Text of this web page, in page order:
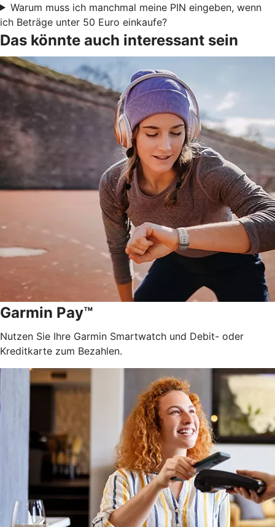
Warum muss ich manchmal meine PIN eingeben, wenn
ich Beträge unter 50 Euro einkaufe?
Das könnte auch interessant sein
Garmin Pay™
Nutzen Sie Ihre Garmin Smartwatch und Debit- oder
Kreditkarte zum Bezahlen.